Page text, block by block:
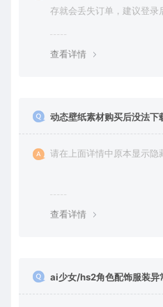
存就会丢失订单，建议登录
查看详情
动态壁纸素材购买后没法下
请在上面详情中原本显示隐
查看详情
ai少女/hs2角色配饰服装异